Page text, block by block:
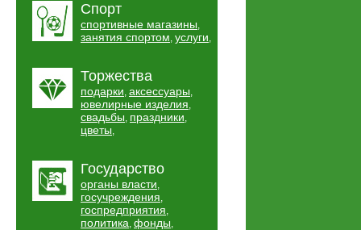
Спорт
спортивные магазины,
занятия спортом, услуги,
Торжества
подарки, аксессуары,
ювелирные изделия,
свадьбы, праздники,
цветы,
Государство
органы власти,
госучреждения,
госпредприятия,
политика, фонды,